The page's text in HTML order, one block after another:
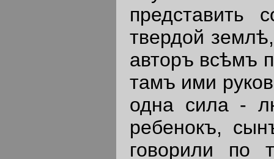
представить
твердой
авторъ всѣмъ
тамъ ими
одна сила -
ребенокъ,
говорили по